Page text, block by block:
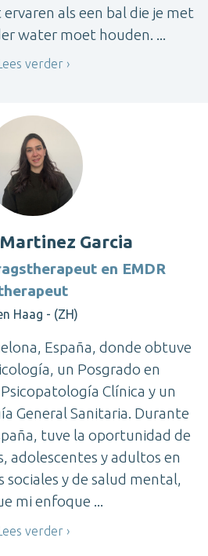
als een bal die je met
water moet houden. ...
verder
Garcia
en EMDR
Haag - (ZH)
España, donde obtuve
un Posgrado en
Clínica y un
General Sanitaria. Durante
tuve la oportunidad de
adolescentes y adultos en
y de salud mental,
mi enfoque ...
verder